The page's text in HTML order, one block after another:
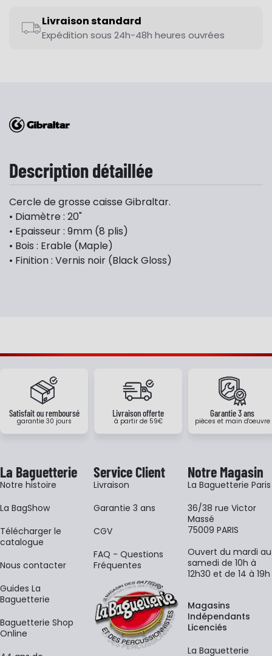
Livraison standard
Expédition sous 24h-48h heures ouvrées
Description détaillée
Cercle de grosse caisse Gibraltar.
• Diamètre : 20"
• Epaisseur : 9mm (8 plis)
• Bois : Erable (Maple)
• Finition : Vernis noir (Black Gloss)
Satisfait ou remboursé
garantie 30 jours
Livraison offerte
à partir de 59€
Garantie 3 ans
pièces et main d'oeuvre
La Baguetterie
Notre histoire
La BagShow
​Télécharger le
catalogue
Nous contacter
Guides La
Baguetterie
Baguetterie Shop
Online
Service Client
Livraison
Garantie 3 ans
CGV
FAQ - Questions
Fréquentes
Notre Magasin
La Baguetterie Paris
36/38 rue Victor
Massé
75009 PARIS
Ouvert du mardi au
samedi de 10h à
12h30 et de 14 à 19h
Magasins
Indépendants
Licenciés
La Baguetterie